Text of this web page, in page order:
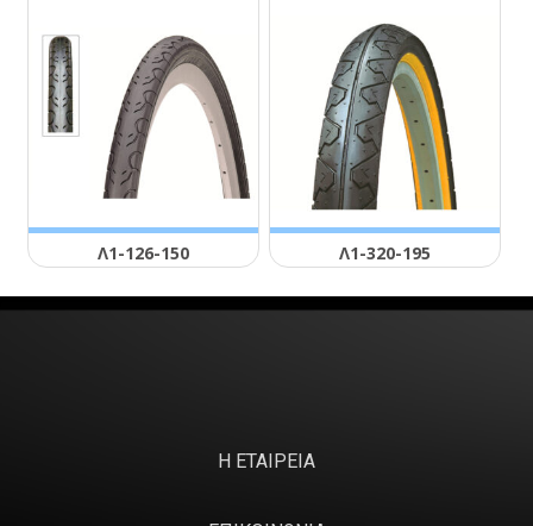
Λ1-126-150 Λ1-320-195
Η ΕΤΑΙΡΕΙΑ